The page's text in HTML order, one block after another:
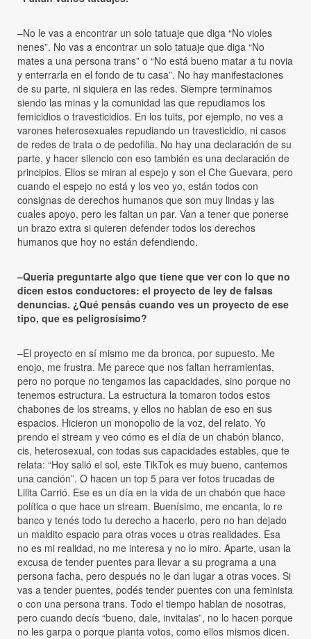
–No le vas a encontrar un solo tatuaje que diga “No violes
nenes”. No vas a encontrar un solo tatuaje que diga “No
mates a una persona trans” o “No está bueno matar a tu novia
y enterrarla en el fondo de tu casa”. No hay manifestaciones
de su parte, ni siquiera en las redes. Siempre terminamos
siendo las minas y la comunidad las que repudiamos los
femicidios o travesticidios. En los tuits, por ejemplo, no ves a
varones heterosexuales repudiando un travesticidio, ni casos
de redes de trata o de pedofilia. No hay una declaración de su
parte, y hacer silencio con eso también es una declaración de
principios. Ellos se miran al espejo y son el Che Guevara, pero
cuando el espejo no está y los veo yo, están todos con
consignas de derechos humanos que son muy lindas y las
cuales apoyo, pero les faltan un par. Van a tener que ponerse
un brazo extra si quieren defender todos los derechos
humanos que hoy no están defendiendo.
–Quería preguntarte algo que tiene que ver con lo que no
dicen estos conductores: el proyecto de ley de falsas
denuncias. ¿Qué pensás cuando ves un proyecto de ese
tipo, que es peligrosísimo?
–El proyecto en sí mismo me da bronca, por supuesto. Me
enojo, me frustra. Me parece que nos faltan herramientas,
pero no porque no tengamos las capacidades, sino porque no
tenemos estructura. La estructura la tomaron todos estos
chabones de los streams, y ellos no hablan de eso en sus
espacios. Hicieron un monopolio de la voz, del relato. Yo
prendo el stream y veo cómo es el día de un chabón blanco,
cis, heterosexual, con todas sus capacidades estables, que te
relata: “Hoy salió el sol, este TikTok es muy bueno, cantemos
una canción”. O hacen un top 5 para ver fotos trucadas de
Lilita Carrió. Ese es un día en la vida de un chabón que hace
política o que hace un stream. Buenísimo, me encanta, lo re
banco y tenés todo tu derecho a hacerlo, pero no han dejado
un maldito espacio para otras voces u otras realidades. Esa
no es mi realidad, no me interesa y no lo miro. Aparte, usan la
excusa de tender puentes para llevar a su programa a una
persona facha, pero después no le dan lugar a otras voces. Si
vas a tender puentes, podés tender puentes con una feminista
o con una persona trans. Todo el tiempo hablan de nosotras,
pero cuando decís “bueno, dale, invitalas”, no lo hacen porque
no les garpa o porque pianta votos, como ellos mismos dicen.